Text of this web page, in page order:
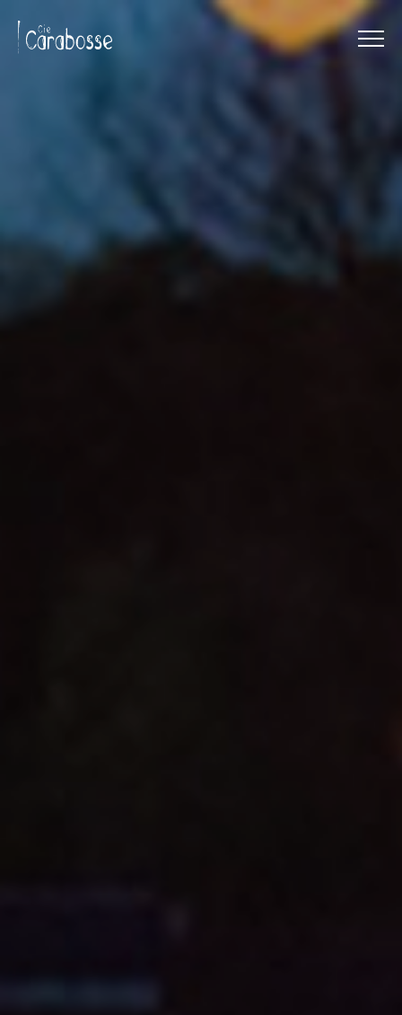
Menu
Panneau de gestion des cookies